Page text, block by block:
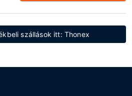
szállások itt: Thonex